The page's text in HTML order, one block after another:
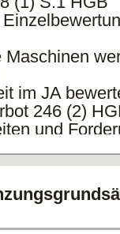
JA
246 (2)
und
239